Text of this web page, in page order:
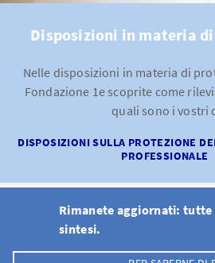
Rimanete aggiornati: tutte
sintesi.
Disposizioni in materia
Nelle disposizioni in materia di
Fondazione 1e scoprite come
quali sono i vostri
DISPOSIZIONI SULLA PROTEZIONE
PROFESSIONALE
Avvertenze per l'utilizzazione